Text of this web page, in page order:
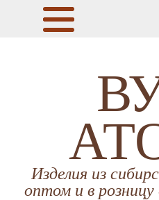
Изделия из
оптом и в